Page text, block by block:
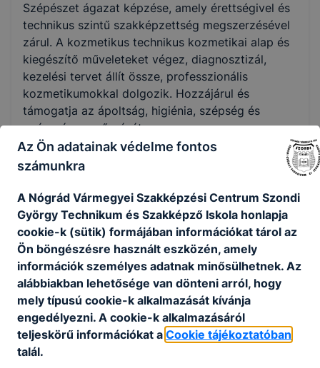
KKK/PTT
KKK letöltése (pdf)
PTT letöltése (pdf)
Okleveles technikusképzés
Nem
Szépészet ágazat képzése, amely érettségivel és
technikus szintű szakképzettség megszerzésével
zárul. A kozmetikus technikus kozmetikai alap és
kiegészítő műveleteket végez, diagnosztizál,
kezelési tervet állít össze, professzionális
kozmetikumokkal dolgozik. Hozzájárul és
támogatja az ápoltság, higiénia, szépség és
egészség megőrzését.
Ajánlott minden fiatal számára, aki szeret
emberekkel foglalkozni, mások esztétikus
KOMPETENCIAELVÁRÁS
Formaérzék, térlátás, kézügyesség, kreativitás,
állóképesség, kiváló kommunikációs készség.
A SZAKKÉPZETTSÉGGEL RENDELKEZŐ
Az Ön adatainak védelme fontos
számunkra
A Nógrád Vármegyei Szakképzési Centrum Szondi
György Technikum és Szakképző Iskola honlapja
cookie-k (sütik) formájában információkat tárol az
Ön böngészésre használt eszközén, amely
információk személyes adatnak minősülhetnek. Az
alábbiakban lehetősége van dönteni arról, hogy
mely típusú cookie-k alkalmazását kívánja
engedélyezni. A cookie-k alkalmazásáról
teljeskörű információkat a Cookie tájékoztatóban
talál.